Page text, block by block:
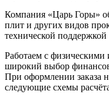
Компания «Царь Горы»
плит и других видов
технической
Работаем с
широкий выбор
При оформлении заказа
следующие схемы